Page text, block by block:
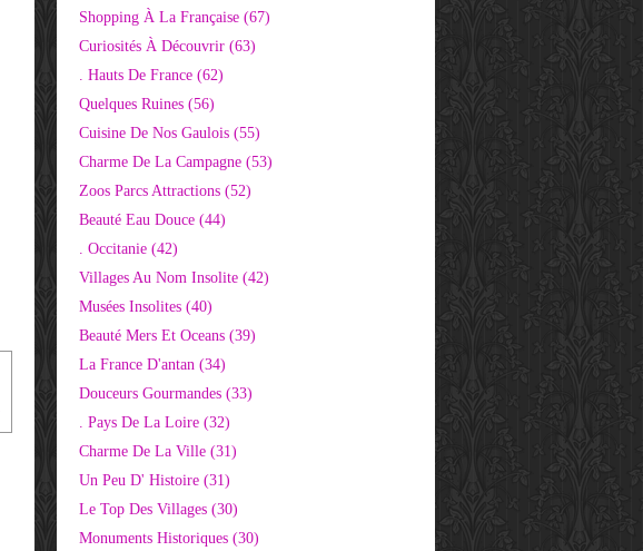
Shopping À La Française (67)
Curiosités À Découvrir (63)
. Hauts De France (62)
Quelques Ruines (56)
Cuisine De Nos Gaulois (55)
Charme De La Campagne (53)
Zoos Parcs Attractions (52)
Beauté Eau Douce (44)
. Occitanie (42)
Villages Au Nom Insolite (42)
Musées Insolites (40)
Beauté Mers Et Oceans (39)
La France D'antan (34)
Douceurs Gourmandes (33)
. Pays De La Loire (32)
Charme De La Ville (31)
Un Peu D' Histoire (31)
Le Top Des Villages (30)
Monuments Historiques (30)